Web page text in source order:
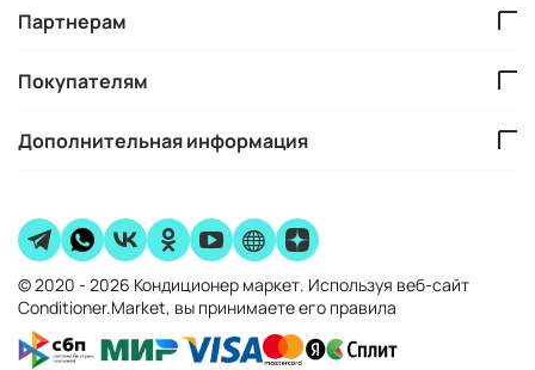
Партнерам
Покупателям
Дополнительная информация
© 2020 - 2026 Кондиционер маркет. Используя веб-сайт
Conditioner.Market, вы принимаете его правила